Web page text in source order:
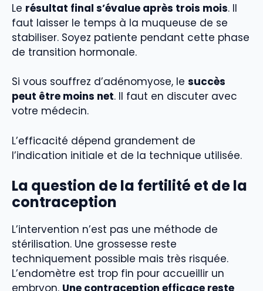
Le résultat final s’évalue après trois mois. Il
faut laisser le temps à la muqueuse de se
stabiliser. Soyez patiente pendant cette phase
de transition hormonale.
Si vous souffrez d’adénomyose, le succès
peut être moins net. Il faut en discuter avec
votre médecin.
L’efficacité dépend grandement de
l’indication initiale et de la technique utilisée.
La question de la fertilité et de la
contraception
L’intervention n’est pas une méthode de
stérilisation. Une grossesse reste
techniquement possible mais très risquée.
L’endomètre est trop fin pour accueillir un